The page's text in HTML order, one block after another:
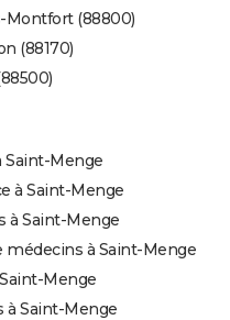
Montfort (88800)
(88170)
Saint-Menge
à Saint-Menge
à Saint-Menge
médecins à Saint-Menge
Menge
à Saint-Menge